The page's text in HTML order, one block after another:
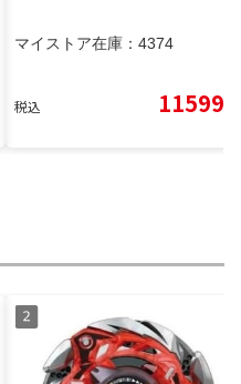
マイストア在庫： 4374
税込 11599